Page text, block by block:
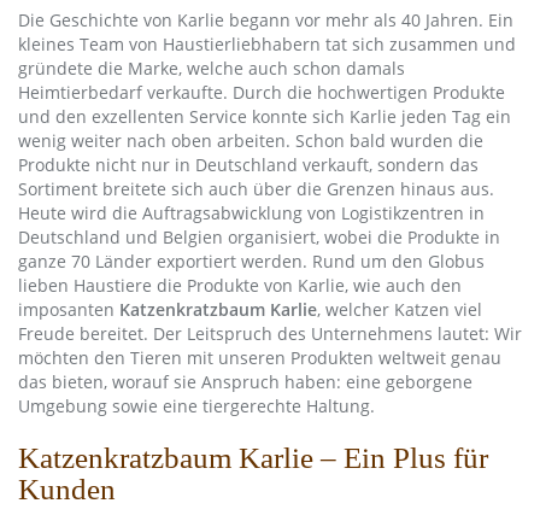
Die Geschichte von Karlie begann vor mehr als 40 Jahren. Ein
kleines Team von Haustierliebhabern tat sich zusammen und
gründete die Marke, welche auch schon damals
Heimtierbedarf verkaufte. Durch die hochwertigen Produkte
und den exzellenten Service konnte sich Karlie jeden Tag ein
wenig weiter nach oben arbeiten. Schon bald wurden die
Produkte nicht nur in Deutschland verkauft, sondern das
Sortiment breitete sich auch über die Grenzen hinaus aus.
Heute wird die Auftragsabwicklung von Logistikzentren in
Deutschland und Belgien organisiert, wobei die Produkte in
ganze 70 Länder exportiert werden. Rund um den Globus
lieben Haustiere die Produkte von Karlie, wie auch den
imposanten Katzenkratzbaum Karlie, welcher Katzen viel
Freude bereitet. Der Leitspruch des Unternehmens lautet: Wir
möchten den Tieren mit unseren Produkten weltweit genau
das bieten, worauf sie Anspruch haben: eine geborgene
Umgebung sowie eine tiergerechte Haltung.
Katzenkratzbaum Karlie – Ein Plus für
Kunden